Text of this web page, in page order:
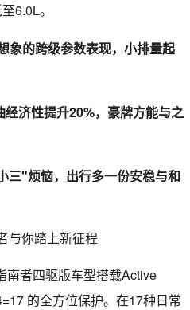
6.0L。
象的跨级参数表现，小排量起
济性提升20%，豪牌方能与之
三"烦恼，出行多一份安稳与和
南者四驱版车型搭载Active
的全方位保护。在17种日常